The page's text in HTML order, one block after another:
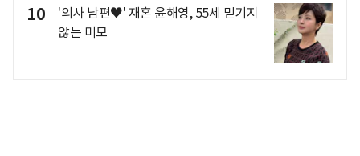
10
'의사 남편♥' 재혼 윤해영, 55세 믿기지
않는 미모